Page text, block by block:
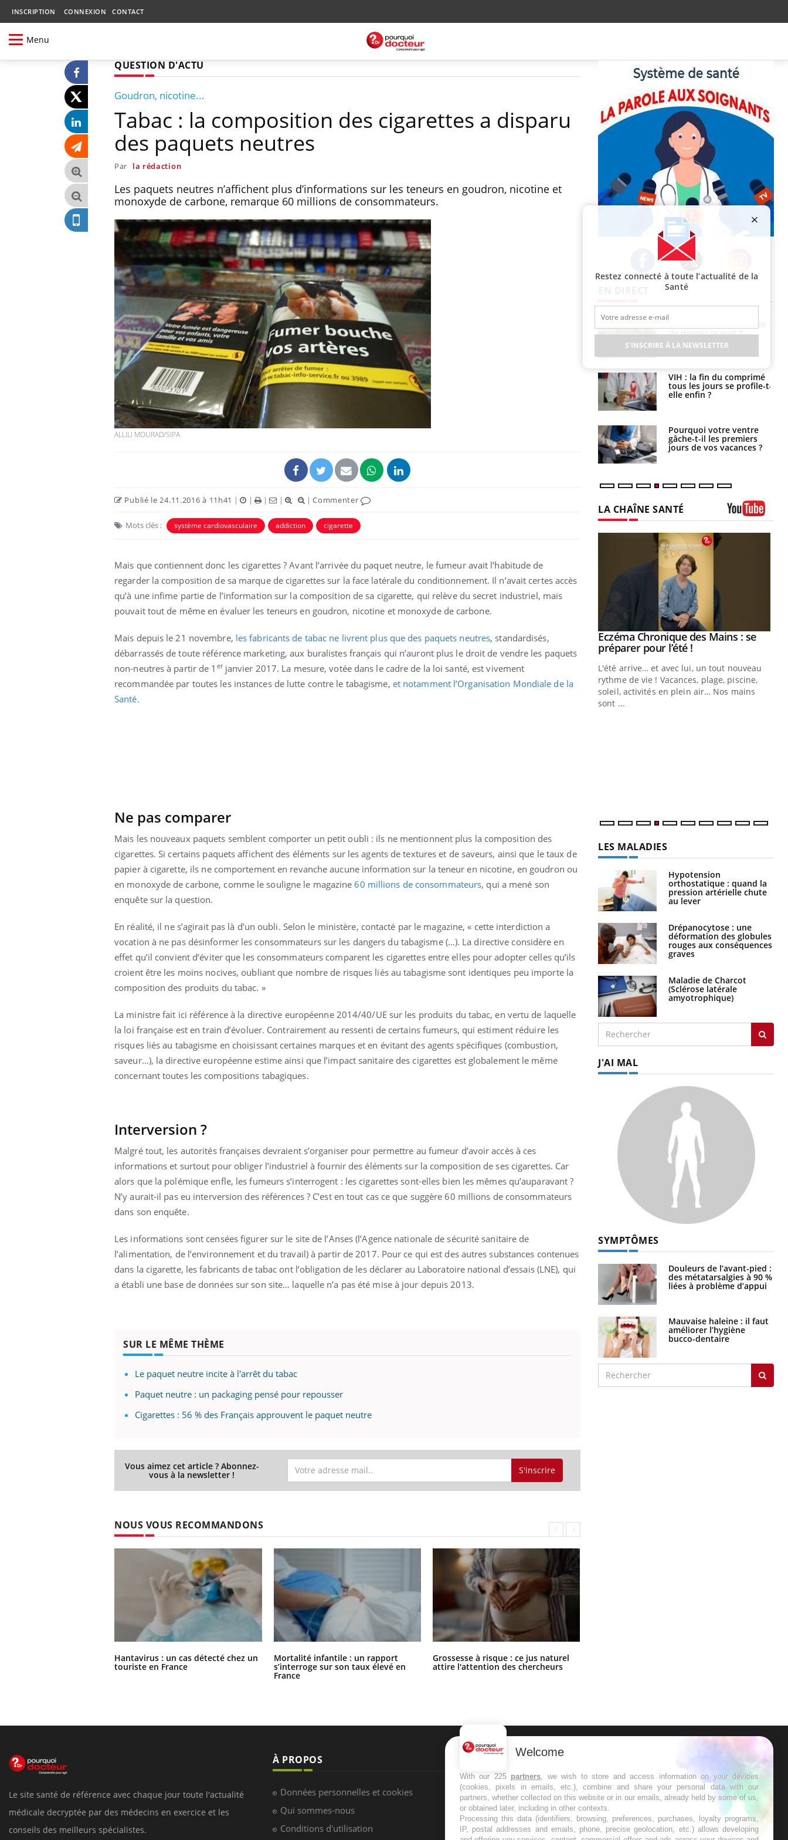
INSCRIPTION CONNEXION CONTACT
Menu
QUESTION D'ACTU
Goudron, nicotine...
Tabac : la composition des cigarettes a disparu
des paquets neutres
Par la rédaction
Les paquets neutres n’affichent plus d’informations sur les teneurs en goudron, nicotine et
monoxyde de carbone, remarque 60 millions de consommateurs.
ALLILI MOURAD/SIPA
Publié le 24.11.2016 à 11h41 | | | | |Commenter
Mots clés : système cardiovasculaire addiction cigarette
Mais que contiennent donc les cigarettes ? Avant l’arrivée du paquet neutre, le fumeur avait l’habitude de
regarder la composition de sa marque de cigarettes sur la face latérale du conditionnement. Il n’avait certes accès
qu’à une infime partie de l’information sur la composition de sa cigarette, qui relève du secret industriel, mais
pouvait tout de même en évaluer les teneurs en goudron, nicotine et monoxyde de carbone.
Mais depuis le 21 novembre, les fabricants de tabac ne livrent plus que des paquets neutres, standardisés,
débarrassés de toute référence marketing, aux buralistes français qui n’auront plus le droit de vendre les paquets
non-neutres à partir de 1 erjanvier 2017. La mesure, votée dans le cadre de la loi santé, est vivement
recommandée par toutes les instances de lutte contre le tabagisme, et notamment l’Organisation Mondiale de la
Santé.
Ne pas comparer
Mais les nouveaux paquets semblent comporter un petit oubli : ils ne mentionnent plus la composition des
cigarettes. Si certains paquets affichent des éléments sur les agents de textures et de saveurs, ainsi que le taux de
papier à cigarette, ils ne comportement en revanche aucune information sur la teneur en nicotine, en goudron ou
en monoxyde de carbone, comme le souligne le magazine 60 millions de consommateurs, qui a mené son
enquête sur la question.
En réalité, il ne s’agirait pas là d’un oubli. Selon le ministère, contacté par le magazine, « cette interdiction a
vocation à ne pas désinformer les consommateurs sur les dangers du tabagisme (…). La directive considère en
effet qu’il convient d’éviter que les consommateurs comparent les cigarettes entre elles pour adopter celles qu’ils
croient être les moins nocives, oubliant que nombre de risques liés au tabagisme sont identiques peu importe la
composition des produits du tabac. »
La ministre fait ici référence à la directive européenne 2014/40/UE sur les produits du tabac, en vertu de laquelle
la loi française est en train d’évoluer. Contrairement au ressenti de certains fumeurs, qui estiment réduire les
risques liés au tabagisme en choisissant certaines marques et en évitant des agents spécifiques (combustion,
saveur…), la directive européenne estime ainsi que l’impact sanitaire des cigarettes est globalement le même
concernant toutes les compositions tabagiques.
Interversion ?
Malgré tout, les autorités françaises devraient s’organiser pour permettre au fumeur d’avoir accès à ces
informations et surtout pour obliger l’industriel à fournir des éléments sur la composition de ses cigarettes. Car
alors que la polémique enfle, les fumeurs s’interrogent : les cigarettes sont-elles bien les mêmes qu’auparavant ?
N’y aurait-il pas eu interversion des références ? C’est en tout cas ce que suggère 60 millions de consommateurs
dans son enquête.
Les informations sont censées figurer sur le site de l’Anses (l’Agence nationale de sécurité sanitaire de
l’alimentation, de l’environnement et du travail) à partir de 2017. Pour ce qui est des autres substances contenues
dans la cigarette, les fabricants de tabac ont l’obligation de les déclarer au Laboratoire national d’essais (LNE), qui
a établi une base de données sur son site… laquelle n’a pas été mise à jour depuis 2013.
SUR LE MÊME THÈME
Le paquet neutre incite à l'arrêt du tabac
Paquet neutre : un packaging pensé pour repousser
Cigarettes : 56 % des Français approuvent le paquet neutre
Vous aimez cet article ? Abonnez-
vous à la newsletter ! S'inscrire
NOUS VOUS RECOMMANDONS
Hantavirus : un cas détecté chez un
touriste en France
Mortalité infantile : un rapport
s’interroge sur son taux élevé en
France
Grossesse à risque : ce jus naturel
attire l'attention des chercheurs
Facebook Twitter Instagram
Hantavirus : un cas
détecté chez un touriste
en France
Mortalité infantile : un
rapport s’interroge sur
son taux élevé en France
Grossesse à risque : ce jus
naturel attire l'attention
Comment oublier les
écrans en vacances ?
Toujours connectés :
comment le travail
empiète de plus en plus
Cancer colorectal : une
basque
de dormir la nuit ?
VIH : la fin du comprimé
tous les jours se profile-t-
elle enfin ?
Pourquoi votre ventre
gâche-t-il les premiers
jours de vos vacances ?
LA CHAÎNE SANTÉ
Eczéma Chronique des Mains :
expliquer ma maladie Youtube
Il y a des sujets qui sont faciles à aborder...
d'autres non ! D'un côté, poser des
questions sur la maladie d'un proche c'est
Youtube
Carence en fer : comprendre pour
prévenir Youtube
Fatigue, irritabilité, brouillard mental ou
même alopécie… Les symptômes de la
carence en fer sont multiples ce qui la rend
Youtube
Insuline & Charge mentale : et si on
osait en parler?? Youtube
En 2026, l'insuline dans le diabète de type 2
reste entourée d'idées reçues chez les
patients comme parfois chez les soignants.
Youtube
Eczéma Chronique des Mains : se
préparer pour l’été !Youtube
L'été arrive… et avec lui, un tout nouveau
rythme de vie ! Vacances, plage, piscine,
soleil, activités en plein air… Nos mains
sont ...
LES MALADIES
Hypotension
orthostatique : quand la
pression artérielle chute
au lever
Drépanocytose : une
déformation des globules
rouges aux conséquences
graves
Maladie de Charcot
(Sclérose latérale
amyotrophique)
J'AI MAL
SYMPTÔMES
Douleurs de l’avant-pied :
des métatarsalgies à 90 %
liées à problème d’appui
Mauvaise haleine : il faut
améliorer l’hygiène
bucco-dentaire
Restez connecté à toute l’actualité de la
Santé
S'INSCRIRE À LA NEWSLETTER
Le site santé de référence avec chaque jour toute l'actualité
médicale decryptée par des médecins en exercice et les
conseils des meilleurs spécialistes.
À PROPOS
Données personnelles et cookies
Qui sommes-nous
Conditions d'utilisation
NEWSLETTER
Recevez toutes les semaines les meilleures
infos santé
Welcome
With our 225 partners, we wish to store and access information on your devices
(cookies, pixels in emails, etc.), combine and share your personal data with our
partners, whether collected on this website or in our emails, already held by some of us,
or obtained later, including in other contexts.
Processing this data (identifiers, browsing, preferences, purchases, loyalty programs,
IP, postal addresses and emails, phone, precise geolocation, etc.) allows developing